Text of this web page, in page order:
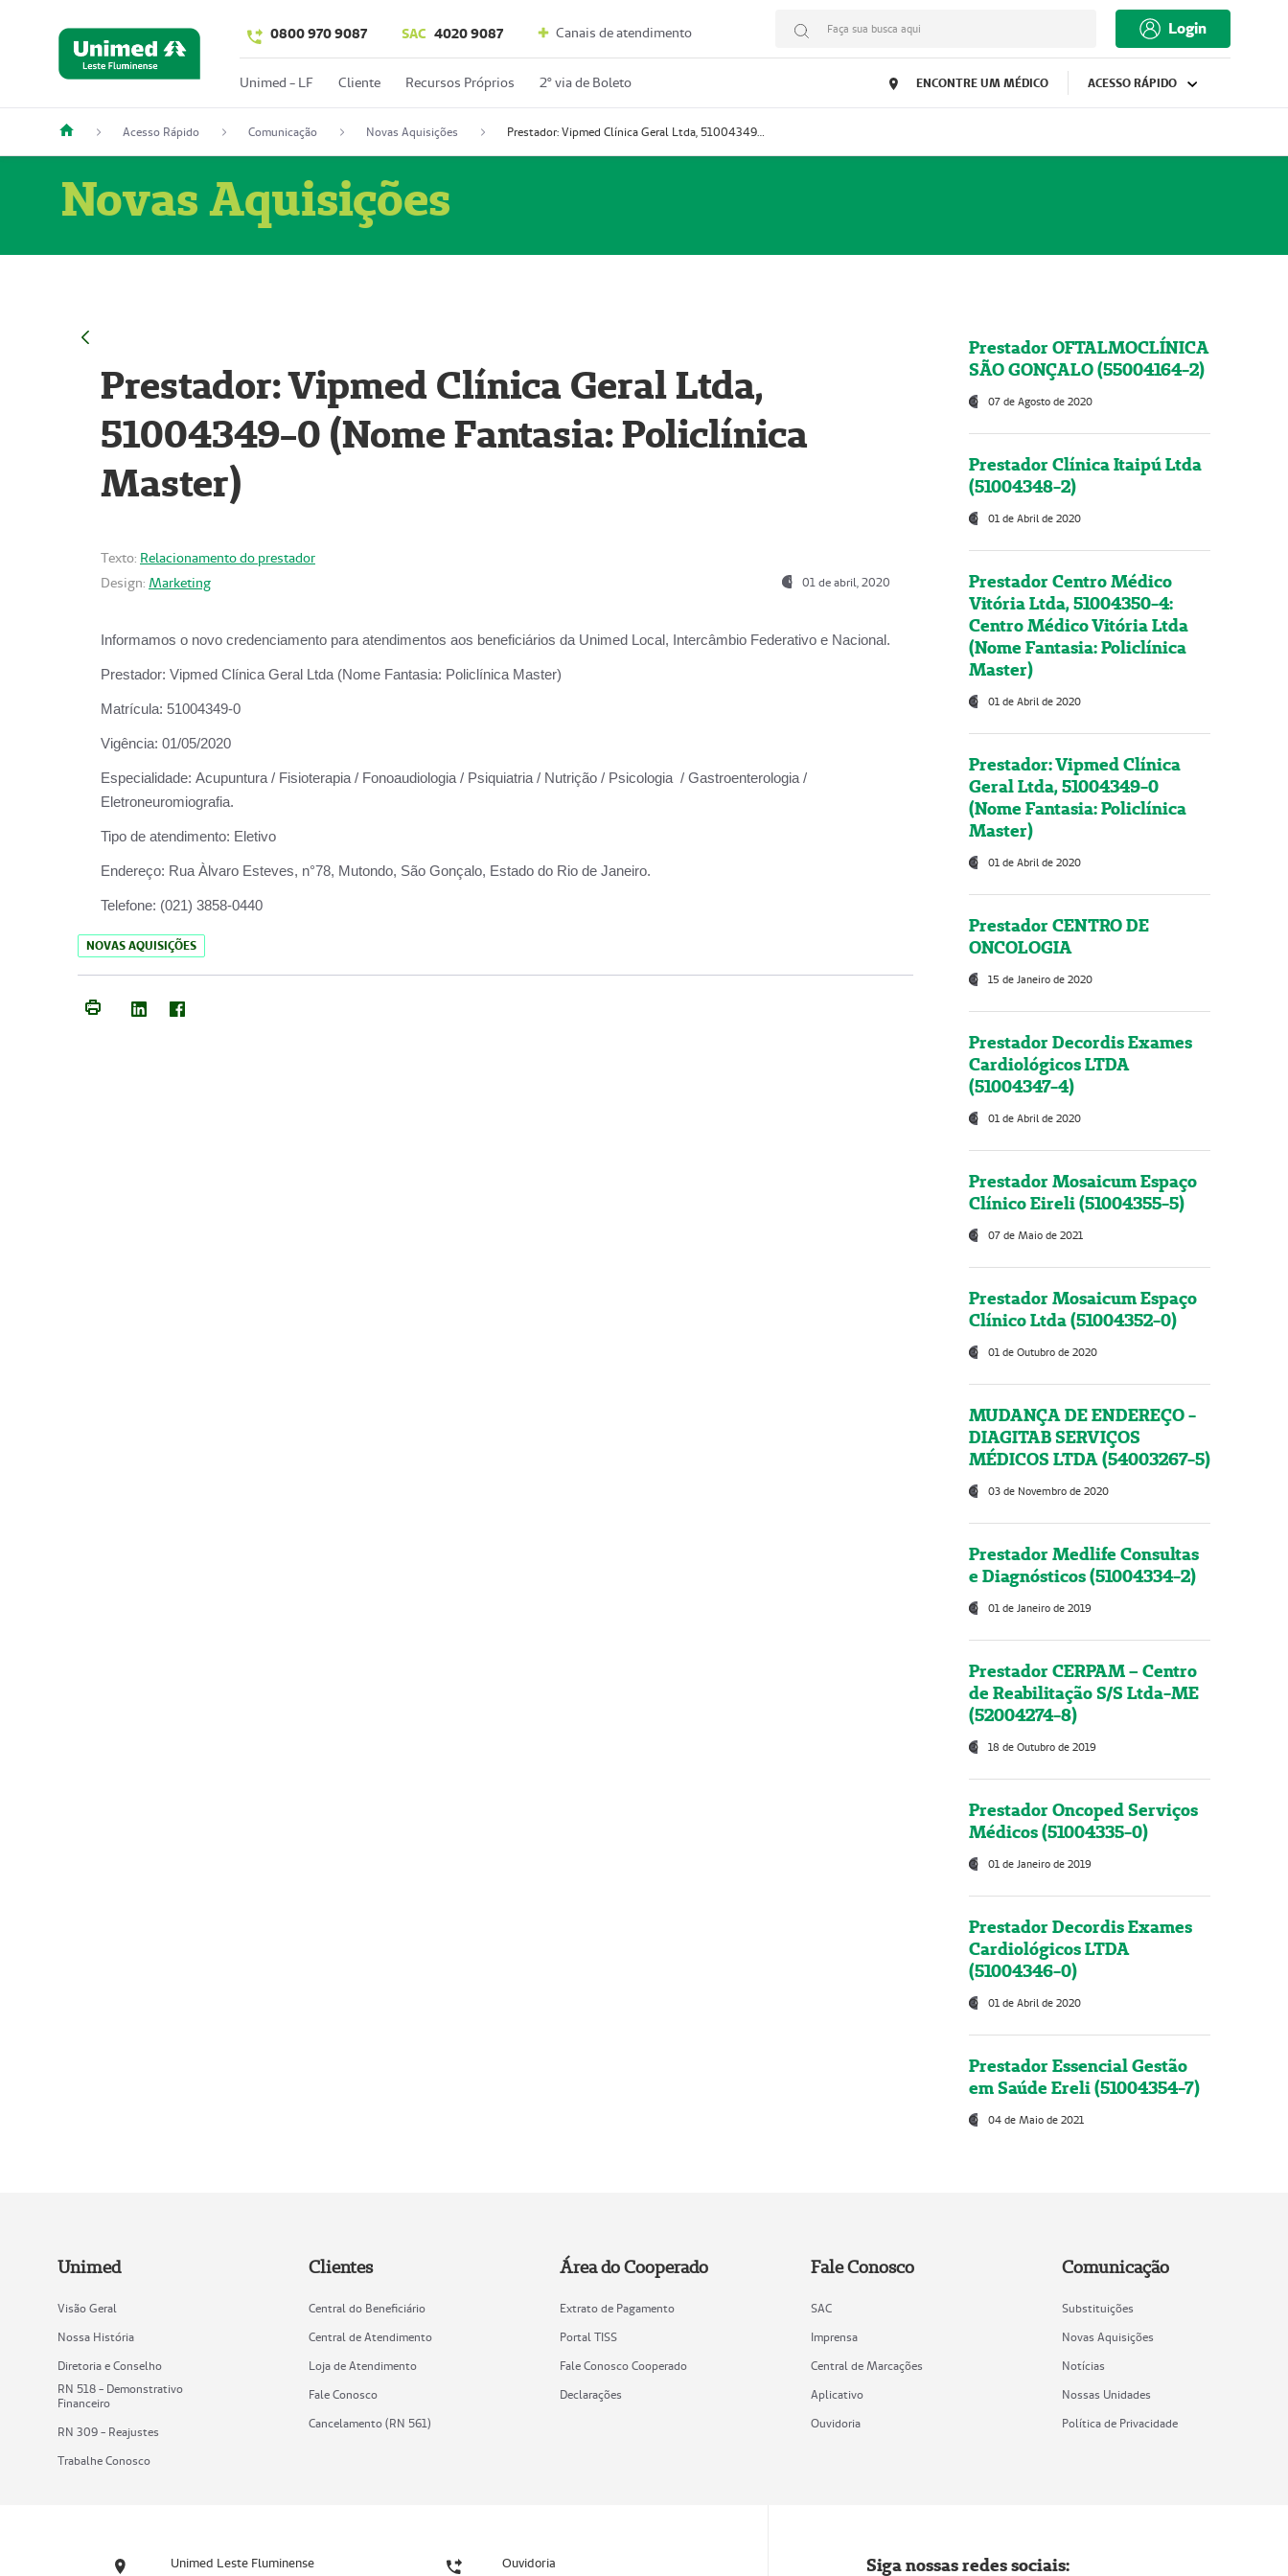
0800 970 9087 SAC 4020 9087 Canais de atendimento Faça sua busca aqui Login
Unimed - LF Cliente Recursos Próprios 2º via de Boleto ENCONTRE UM MÉDICO ACESSO RÁPIDO
Acesso Rápido Comunicação Novas Aquisições Prestador: Vipmed Clínica Geral Ltda, 51004349-0 (Nome Fantasia: Policlínica Master)
Novas Aquisições
Prestador: Vipmed Clínica Geral Ltda,
51004349-0 (Nome Fantasia: Policlínica
Master)
Texto: Relacionamento do prestador
Design: Marketing 01 de abril, 2020
Informamos o novo credenciamento para atendimentos aos beneficiários da Unimed Local, Intercâmbio Federativo e Nacional.
Prestador: Vipmed Clínica Geral Ltda (Nome Fantasia: Policlínica Master)
Matrícula: 51004349-0
Vigência: 01/05/2020
Especialidade: Acupuntura / Fisioterapia / Fonoaudiologia / Psiquiatria / Nutrição / Psicologia / Gastroenterologia /
Eletroneuromiografia.
Tipo de atendimento: Eletivo
Endereço: Rua Àlvaro Esteves, n°78, Mutondo, São Gonçalo, Estado do Rio de Janeiro.
Telefone: (021) 3858-0440
NOVAS AQUISIÇÕES
Prestador OFTALMOCLÍNICA
SÃO GONÇALO (55004164-2)
07 de Agosto de 2020
Prestador Clínica Itaipú Ltda
(51004348-2)
01 de Abril de 2020
Prestador Centro Médico
Vitória Ltda, 51004350-4:
Centro Médico Vitória Ltda
(Nome Fantasia: Policlínica
Master)
01 de Abril de 2020
Prestador: Vipmed Clínica
Geral Ltda, 51004349-0
(Nome Fantasia: Policlínica
Master)
01 de Abril de 2020
Prestador CENTRO DE
ONCOLOGIA
15 de Janeiro de 2020
Prestador Decordis Exames
Cardiológicos LTDA
(51004347-4)
01 de Abril de 2020
Prestador Mosaicum Espaço
Clínico Eireli (51004355-5)
07 de Maio de 2021
Prestador Mosaicum Espaço
Clínico Ltda (51004352-0)
01 de Outubro de 2020
MUDANÇA DE ENDEREÇO -
DIAGITAB SERVIÇOS
MÉDICOS LTDA (54003267-5)
03 de Novembro de 2020
Prestador Medlife Consultas
e Diagnósticos (51004334-2)
01 de Janeiro de 2019
Prestador CERPAM – Centro
de Reabilitação S/S Ltda-ME
(52004274-8)
18 de Outubro de 2019
Prestador Oncoped Serviços
Médicos (51004335-0)
01 de Janeiro de 2019
Prestador Decordis Exames
Cardiológicos LTDA
(51004346-0)
01 de Abril de 2020
Prestador Essencial Gestão
em Saúde Ereli (51004354-7)
04 de Maio de 2021
Unimed
Visão Geral
Nossa História
Diretoria e Conselho
RN 518 - Demonstrativo
Financeiro
RN 309 - Reajustes
Trabalhe Conosco
Clientes
Central do Beneficiário
Central de Atendimento
Loja de Atendimento
Fale Conosco
Cancelamento (RN 561)
Área do Cooperado
Extrato de Pagamento
Portal TISS
Fale Conosco Cooperado
Declarações
Fale Conosco
SAC
Imprensa
Central de Marcações
Aplicativo
Ouvidoria
Comunicação
Substituições
Novas Aquisições
Notícias
Nossas Unidades
Política de Privacidade
Unimed Leste Fluminense Ouvidoria Siga nossas redes sociais: